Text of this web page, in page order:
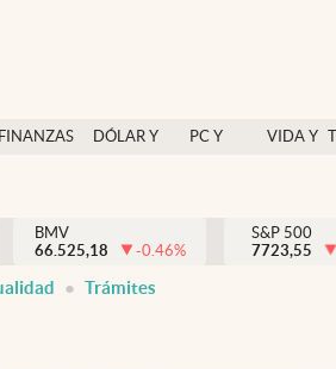
FINANZAS
DÓLAR Y
PC Y
VIDA Y
México
BMV
66.525,18
-0.46%
S&P 500
7723,55
Trámites